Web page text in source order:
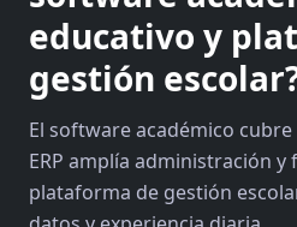
educativo y
gestión
El software académico
ERP amplía administración y
plataforma de gestión